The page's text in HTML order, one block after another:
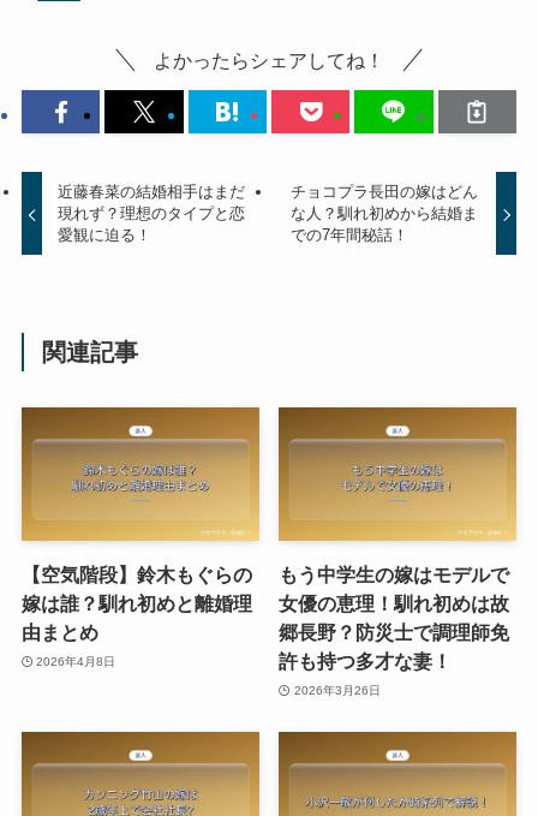
よかったらシェアしてね！
近藤春菜の結婚相手はまだ
現れず？理想のタイプと恋
愛観に迫る！
チョコプラ長田の嫁はどん
な人？馴れ初めから結婚ま
での7年間秘話！
関連記事
【空気階段】鈴木もぐらの
嫁は誰？馴れ初めと離婚理
由まとめ
2026年4月8日
もう中学生の嫁はモデルで
女優の恵理！馴れ初めは故
郷長野？防災士で調理師免
許も持つ多才な妻！
2026年3月26日